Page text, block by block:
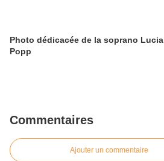
Photo dédicacée de la soprano Lucia
Popp
Commentaires
Ajouter un commentaire